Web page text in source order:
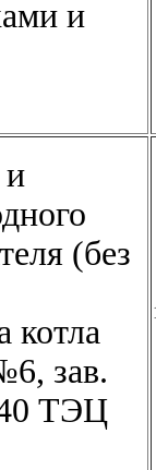
и
и
(без
котла
зав.
ТЭЦ